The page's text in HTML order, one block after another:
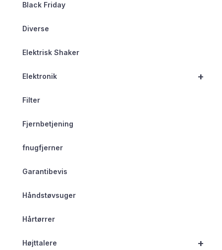
Black Friday
Diverse
Elektrisk Shaker
+
Elektronik
Filter
Fjernbetjening
fnugfjerner
Garantibevis
Håndstøvsuger
Hårtørrer
+
Højttalere